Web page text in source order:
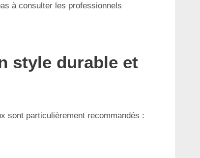
à consulter les professionnels
style durable et
sont particulièrement recommandés :